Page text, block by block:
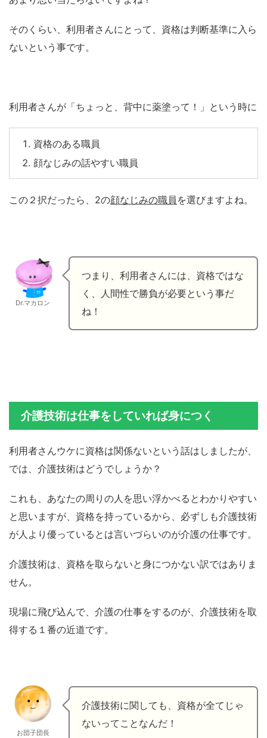
そのくらい、利用者さんにとって、資格は判断基準に入ら
ないという事です。
利用者さんが「ちょっと、背中に薬塗って！」という時に
資格のある職員
顔なじみの話やすい職員
この２択だったら、2の顔なじみの職員 を選びますよね。
Dr.マカロン
つまり、利用者さんには、資格ではな
く、人間性で勝負が必要という事だ
ね！
介護技術は仕事をしていれば身につく
利用者さんウケに資格は関係ないという話はしましたが、
では、介護技術はどうでしょうか？
これも、あなたの周りの人を思い浮かべるとわかりやすい
と思いますが、資格を持っているから、必ずしも介護技術
が人より優っているとは言いづらいのが介護の仕事です。
介護技術は、資格を取らないと身につかない訳ではありま
せん。
現場に飛び込んで、介護の仕事をするのが、介護技術を取
得する１番の近道です。
お団子団長
介護技術に関しても、資格が全てじゃ
ないってことなんだ！